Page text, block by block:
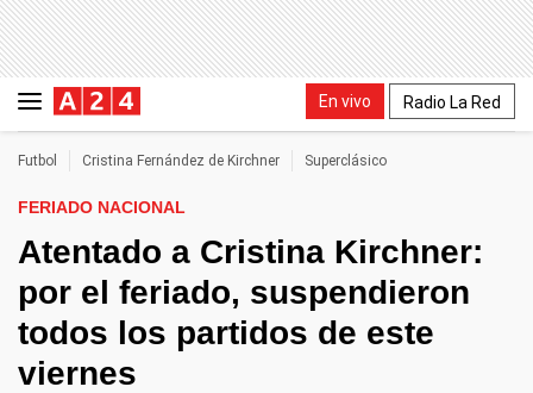
En vivo Radio La Red
Futbol Cristina Fernández de Kirchner Superclásico
FERIADO NACIONAL
Atentado a Cristina Kirchner:
por el feriado, suspendieron
todos los partidos de este
viernes